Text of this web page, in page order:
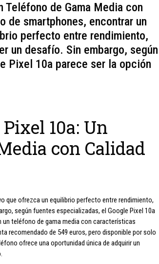
Teléfono de Gama Media con
de smartphones, encontrar un
perfecto entre rendimiento,
un desafío. Sin embargo, según
Pixel 10a parece ser la opción
10a: Un
con Calidad
que ofrezca un equilibrio perfecto entre rendimiento,
según fuentes especializadas, el Google Pixel 10a
teléfono de gama media con características
recomendado de 549 euros, pero disponible por solo
ofrece una oportunidad única de adquirir un